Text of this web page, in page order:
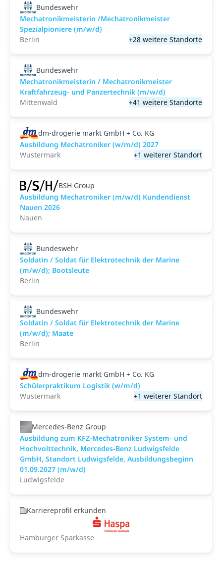
Bundeswehr
Mechatronikmeisterin /Mechatronikmeister
Spezialpioniere (m/w/d)
Berlin
+28 weitere Standorte
Bundeswehr
Mechatronikmeisterin / Mechatronikmeister
Kraftfahrzeug- und Panzertechnik (m/w/d)
Mittenwald
+41 weitere Standorte
dm-drogerie markt GmbH + Co. KG
Ausbildung Mechatroniker (w/m/d) 2027
Wustermark
+1 weiterer Standort
BSH Group
Ausbildung Mechatroniker (m/w/d) Kundendienst
Nauen 2026
Nauen
Bundeswehr
Soldatin / Soldat für Elektro­technik der Marine
(m/w/d); Bootsleute
Berlin
Bundeswehr
Soldatin / Soldat für Elektro­technik der Marine
(m/w/d); Maate
Berlin
dm-drogerie markt GmbH + Co. KG
Schülerpraktikum Logistik (w/m/d)
Wustermark
+1 weiterer Standort
Mercedes-Benz Group
Ausbildung zum KFZ-Mechatroniker System- und
Hochvolttechnik, Mercedes-Benz Ludwigsfelde
GmbH, Standort Ludwigsfelde, Ausbildungsbeginn
01.09.2027 (m/w/d)
Ludwigsfelde
Karriereprofil erkunden
Hamburger Sparkasse